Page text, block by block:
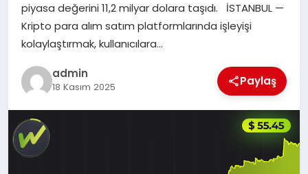
SPOR
YAŞAM
piyasa değerini 11,2 milyar dolara taşıdı. İSTANBUL —
Kripto para alım satım platformlarında işleyişi
kolaylaştırmak, kullanıcılara…
admin
18 Kasım 2025 Paylaş